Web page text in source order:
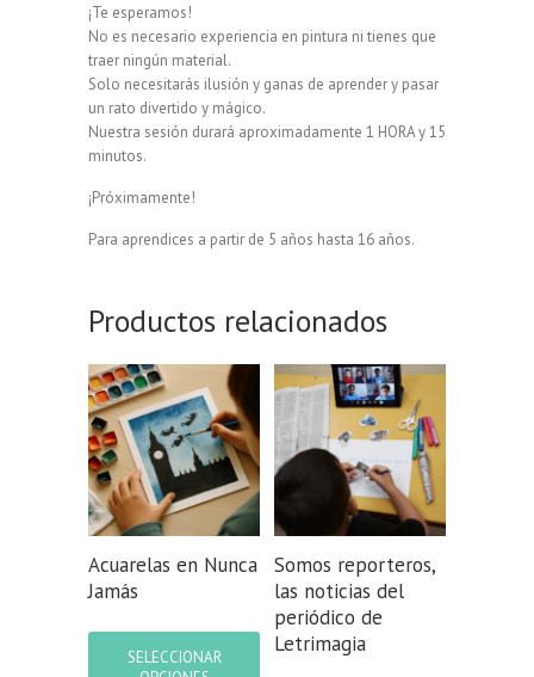
¡Te esperamos!
No es necesario experiencia en pintura ni tienes que
traer ningún material.
Solo necesitarás ilusión y ganas de aprender y pasar
un rato divertido y mágico.
Nuestra sesión durará aproximadamente 1 HORA y 15
minutos.
¡Próximamente!
Para aprendices a partir de 5 años hasta 16 años.
Productos relacionados
Acuarelas en Nunca
Jamás
SELECCIONAR
Este
producto
Somos reporteros,
las noticias del
periódico de
Letrimagia